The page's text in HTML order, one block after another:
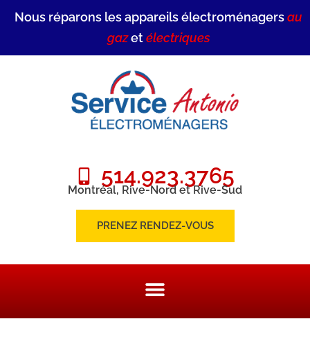
Nous réparons les appareils électroménagersau
gazetélectriques
514.923.3765
Montréal, Rive-Nord et Rive-Sud
PRENEZ RENDEZ-VOUS